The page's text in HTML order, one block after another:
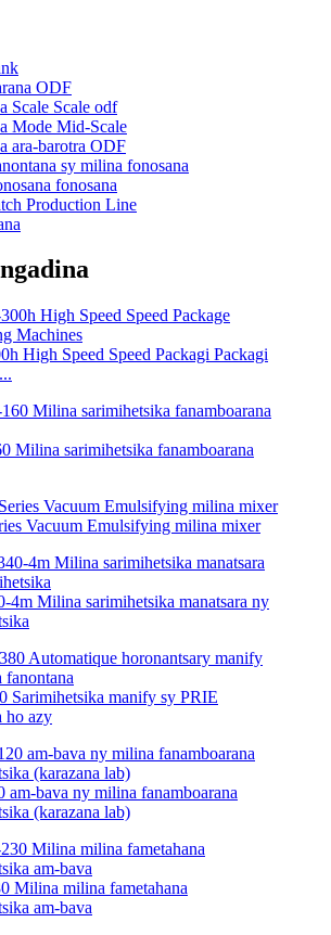
ODF
Scale Scale odf
Mode Mid-Scale
ara-barotra ODF
sy milina fonosana
fonosana
Production Line
High Speed ​​Speed ​​Packagi Packagi
Milina sarimihetsika fanamboarana
Vacuum Emulsifying milina mixer
4m Milina sarimihetsika manatsara ny
Sarimihetsika manify sy PRIE
ho azy
am-bava ny milina fanamboarana
(karazana lab)
Milina milina fametahana
am-bava